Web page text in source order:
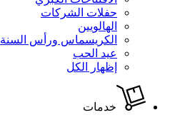
حفلات الشركات
الهالويين
الكريسماس ورأس السنة
عيد الحب
إظهار الكل
خدمات